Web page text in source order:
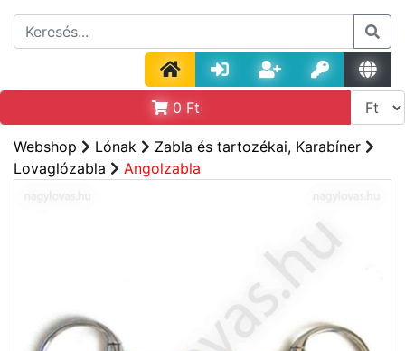
0 Ft
Webshop Lónak
Zabla és tartozékai, Karabíner
Lovaglózabla
Angolzabla